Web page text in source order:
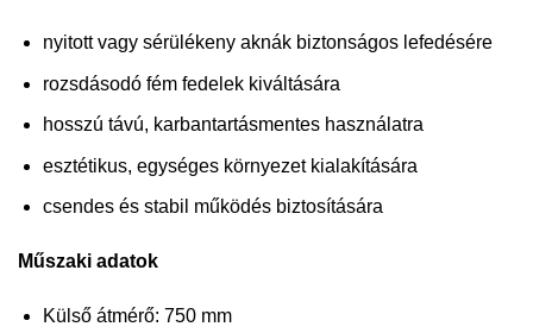
nyitott vagy sérülékeny aknák biztonságos lefedésére
rozsdásodó fém fedelek kiváltására
hosszú távú, karbantartásmentes használatra
esztétikus, egységes környezet kialakítására
csendes és stabil működés biztosítására
Műszaki adatok
Külső átmérő: 750 mm